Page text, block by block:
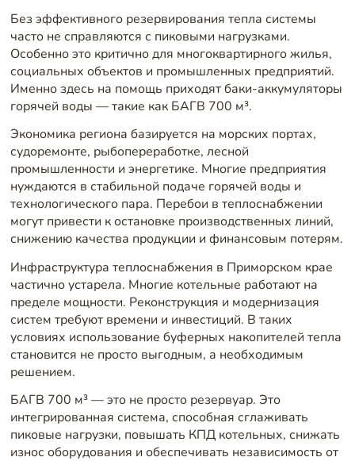
Без эффективного резервирования тепла системы
часто не справляются с пиковыми нагрузками.
Особенно это критично для многоквартирного жилья,
социальных объектов и промышленных предприятий.
Именно здесь на помощь приходят баки-аккумуляторы
горячей воды — такие как БАГВ 700 м³.
Экономика региона базируется на морских портах,
судоремонте, рыбопереработке, лесной
промышленности и энергетике. Многие предприятия
нуждаются в стабильной подаче горячей воды и
технологического пара. Перебои в теплоснабжении
могут привести к остановке производственных линий,
снижению качества продукции и финансовым потерям.
Инфраструктура теплоснабжения в Приморском крае
частично устарела. Многие котельные работают на
пределе мощности. Реконструкция и модернизация
систем требуют времени и инвестиций. В таких
условиях использование буферных накопителей тепла
становится не просто выгодным, а необходимым
решением.
БАГВ 700 м³ — это не просто резервуар. Это
интегрированная система, способная сглаживать
пиковые нагрузки, повышать КПД котельных, снижать
износ оборудования и обеспечивать независимость от